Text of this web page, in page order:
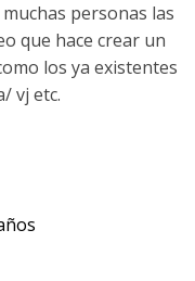
personas las
que hace crear un
los ya existentes
vj etc.